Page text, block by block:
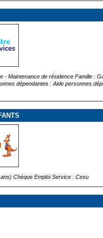
- Maintenance de résidence Famille :
dépendantes : Aide personnes
Chèque Emploi Service : Cesu